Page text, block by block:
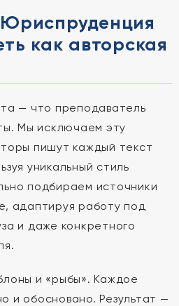
как авторская
— что преподаватель
Мы исключаем эту
пишут каждый текст
уникальный стиль
подбираем источники
адаптируя работу под
и даже конкретного
и «рыбы». Каждое
и обосновано. Результат —